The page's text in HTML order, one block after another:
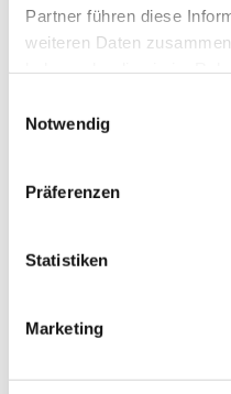
Partner führen diese
weiteren Daten
Notwendig
Präferenzen
Statistiken
Marketing
Dies könnte Sie auch